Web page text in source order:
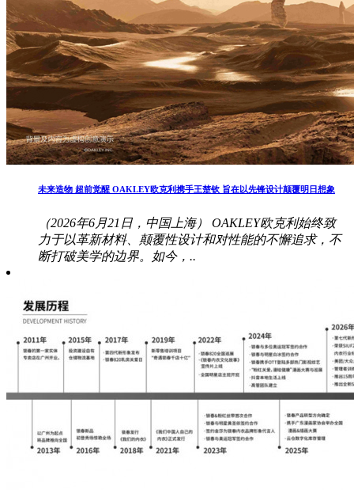
未来造物 超前觉醒 OAKLEY欧克利携手王楚钦 旨在以先锋设计颠覆明日想象
（2026年6月21日，中国上海） OAKLEY欧克利始终致
力于以革新材料、颠覆性设计和对性能的不懈追求，不
断打破美学的边界。如今，..